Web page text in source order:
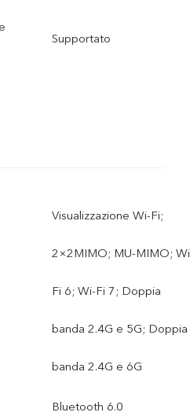
Supportato
Visualizzazione Wi-Fi;
2×2MIMO; MU-MIMO;
Fi 6; Wi-Fi 7; Doppia
banda 2.4G e 5G; Doppia
banda 2.4G e 6G
Bluetooth 6.0